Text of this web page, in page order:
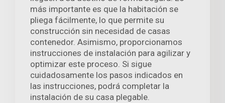
más importante es que la habitación se
pliega fácilmente, lo que permite su
construcción sin necesidad de casas
contenedor. Asimismo, proporcionamos
instrucciones de instalación para agilizar y
optimizar este proceso. Si sigue
cuidadosamente los pasos indicados en
las instrucciones, podrá completar la
instalación de su casa plegable.